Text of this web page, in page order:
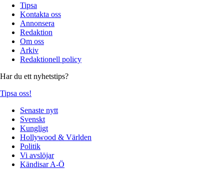
Tipsa
Kontakta oss
Annonsera
Redaktion
Om oss
Arkiv
Redaktionell policy
Har du ett nyhetstips?
Tipsa oss!
Senaste nytt
Svenskt
Kungligt
Hollywood & Världen
Politik
Vi avslöjar
Kändisar A-Ö